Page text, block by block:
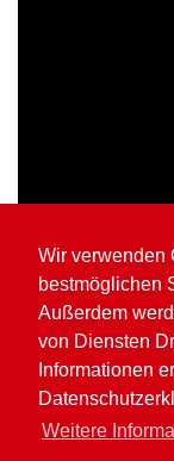
Wir verwenden
bestmöglichen
Außerdem
von Diensten
Informationen
Weitere
Home